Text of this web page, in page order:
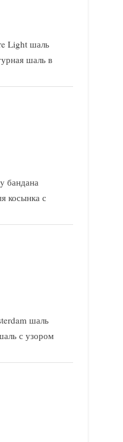
Light шаль
шаль в
бандана
косынка с
шаль
с узором